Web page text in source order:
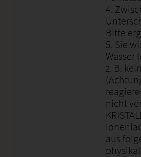
4.
Bitte
5. Sie
Wasser
z. B.
nicht
aus